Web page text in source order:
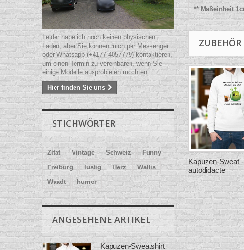
Leider habe ich noch keinen physischen
Laden, aber Sie können mich per Messenger
oder Whatsapp (+4177 4057779) kontaktieren,
um einen Termin zu vereinbaren, wenn Sie
einige Modelle ausprobieren möchten
Hier finden Sie uns
STICHWÖRTER
Zitat Vintage Schweiz
Funny
Freiburg
lustig Herz
Wallis
Waadt
humor
ANGESEHENE ARTIKEL
Kapuzen-Sweatshirt
** Maßeinheit
ZUBEHÖR
Kapuzen-Sweat
autodidacte